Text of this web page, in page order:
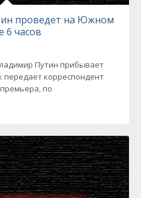
проведет на Южном
6 часов
Путин прибывает
передает корреспондент
по